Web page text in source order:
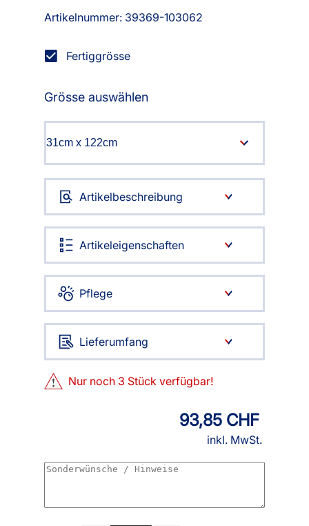
Artikelnummer: 39369-103062
Fertiggrösse
Grösse auswählen
Artikelbeschreibung
Artikeleigenschaften
Pflege
Lieferumfang
Nur noch 3 Stück verfügbar!
93,85 CHF
inkl. MwSt.